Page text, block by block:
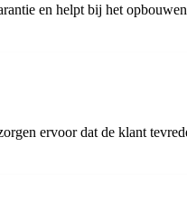
en helpt bij het
ervoor dat de klant